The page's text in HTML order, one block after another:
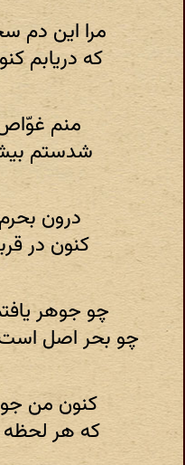
مرا این دم
که دریابم
منم غوّاص
شدستم
درون
کنون در
چو جوهر
چو بحر اصل
کنون من
که هر لحظه